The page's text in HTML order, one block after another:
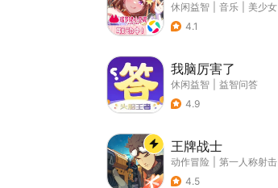
休闲益智 音乐 美少女
4.1
我脑厉害了
休闲益智
益智问答
4.9
王牌战士
动作冒险 第一人称射击
4.5